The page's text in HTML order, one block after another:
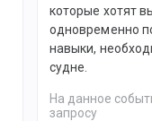
которые хотят
одновременно
навыки,
судне.
На данное
запросу